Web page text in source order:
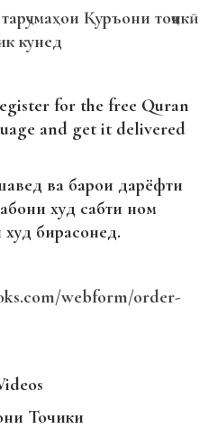
Қуръони тоҷикӣ
кунед
for the free Quran
and get it delivered
ва барои дарёфти
худ сабти ном
худ бирасонед.
webform/order-
Точики